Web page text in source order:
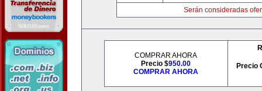
Serán consideradas
COMPRAR AHORA
Precio $950.00
COMPRAR AHORA
Precio